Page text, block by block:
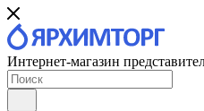
Интернет-магазин